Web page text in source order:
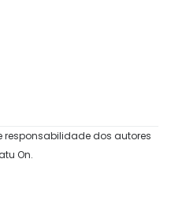
responsabilidade dos autores
On.